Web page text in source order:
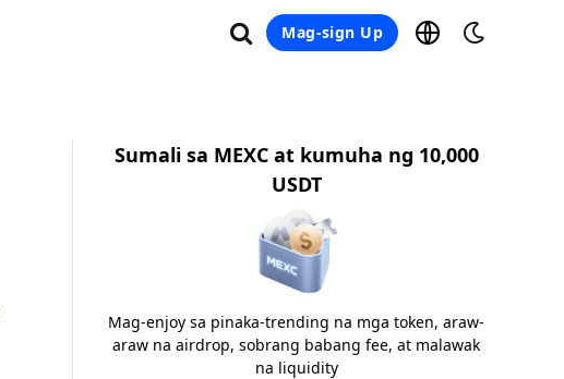
Mag-sign Up
Sumali sa MEXC at kumuha ng 10,000
USDT
Mag-enjoy sa pinaka-trending na mga token, araw-
araw na airdrop, sobrang babang fee, at malawak
na liquidity